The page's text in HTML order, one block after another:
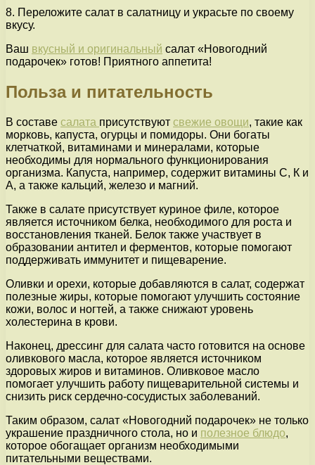
8. Переложите салат в салатницу и украсьте по своему
вкусу.
Ваш вкусный и оригинальный салат «Новогодний
подарочек» готов! Приятного аппетита!
Польза и питательность
В составе салата присутствуют свежие овощи, такие как
морковь, капуста, огурцы и помидоры. Они богаты
клетчаткой, витаминами и минералами, которые
необходимы для нормального функционирования
организма. Капуста, например, содержит витамины С, К и
А, а также кальций, железо и магний.
Также в салате присутствует куриное филе, которое
является источником белка, необходимого для роста и
восстановления тканей. Белок также участвует в
образовании антител и ферментов, которые помогают
поддерживать иммунитет и пищеварение.
Оливки и орехи, которые добавляются в салат, содержат
полезные жиры, которые помогают улучшить состояние
кожи, волос и ногтей, а также снижают уровень
холестерина в крови.
Наконец, дрессинг для салата часто готовится на основе
оливкового масла, которое является источником
здоровых жиров и витаминов. Оливковое масло
помогает улучшить работу пищеварительной системы и
снизить риск сердечно-сосудистых заболеваний.
Таким образом, салат «Новогодний подарочек» не только
украшение праздничного стола, но и полезное блюдо,
которое обогащает организм необходимыми
питательными веществами.